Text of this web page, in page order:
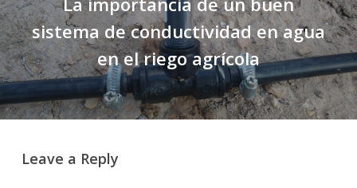
sistema de conductividad en agua
en el riego agrícola
Leave a Reply